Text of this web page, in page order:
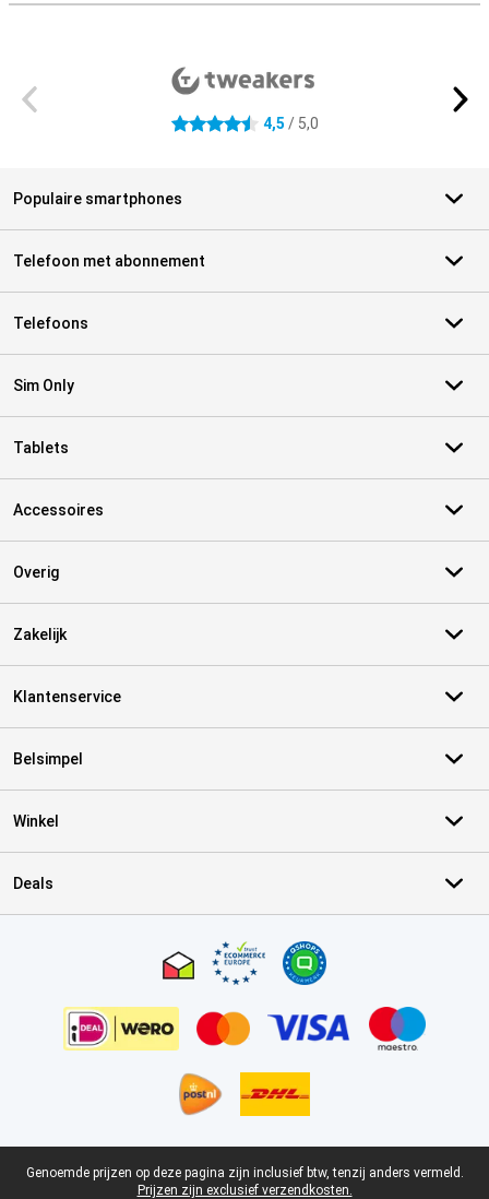
4.5 sterren 4,5 / 5,0
Populaire smartphones
Telefoon met abonnement
Telefoons
Sim Only
Tablets
Accessoires
Overig
Zakelijk
Klantenservice
Belsimpel
Winkel
Deals
Juridische voettekst
Genoemde prijzen op deze pagina zijn inclusief btw, tenzij anders vermeld.
Prijzen zijn exclusief verzendkosten.